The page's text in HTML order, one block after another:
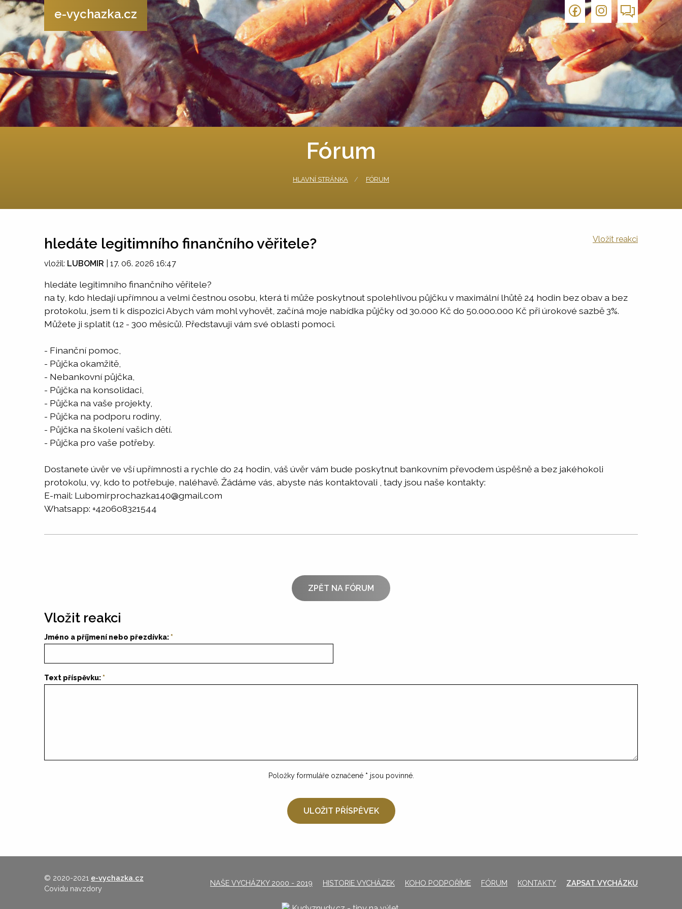
e-vychazka.cz
Fórum
HLAVNÍ STRÁNKA FÓRUM
hledáte legitimního finančního věřitele? Vložit reakci
vložil: LUBOMIR 17. 06. 2026 16:47
hledáte legitimního finančního věřitele?
na ty, kdo hledají upřímnou a velmi čestnou osobu, která ti může poskytnout spolehlivou půjčku v maximální lhůtě 24 hodin bez obav a bez
protokolu, jsem ti k dispozici Abych vám mohl vyhovět, začíná moje nabídka půjčky od 30.000 Kč do 50.000.000 Kč při úrokové sazbě 3%.
Můžete ji splatit (12 - 300 měsíců). Představuji vám své oblasti pomoci.
- Finanční pomoc,
- Půjčka okamžitě,
- Nebankovní půjčka,
- Půjčka na konsolidaci,
- Půjčka na vaše projekty,
- Půjčka na podporu rodiny,
- Půjčka na školení vašich dětí.
- Půjčka pro vaše potřeby.
Dostanete úvěr ve vší upřímnosti a rychle do 24 hodin, váš úvěr vám bude poskytnut bankovním převodem úspěšně a bez jakéhokoli
protokolu, vy, kdo to potřebuje, naléhavě. Žádáme vás, abyste nás kontaktovali , tady jsou naše kontakty:
E-mail: Lubomirprochazka140@gmail.com
Whatsapp: +420608321544
ZPĚT NA FÓRUM
Vložit reakci
Jméno a příjmení nebo přezdívka:
Text příspěvku:
Položky formuláře označené * jsou povinné.
© 2020-2021 e-vychazka.cz
Covidu navzdory
NAŠE VYCHÁZKY 2000 - 2019 HISTORIE VYCHÁZEK KOHO PODPOŘÍME FÓRUM KONTAKTY ZAPSAT VYCHÁZKU